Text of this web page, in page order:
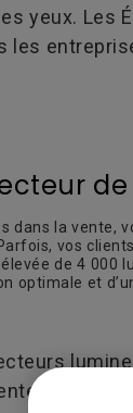
yeux. Les
les
dans la vente,
vos
de 4 000
optimale et
à